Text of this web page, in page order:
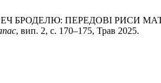
БРОДЕЛЮ: ПЕРЕДОВІ РИСИ
, вип. 2, с. 170–175, Трав 2025.